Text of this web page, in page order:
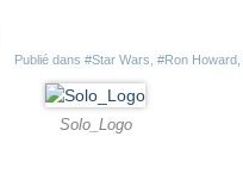
Publié dans #Star Wars #Ron Howard
Solo_Logo